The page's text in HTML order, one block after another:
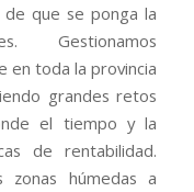
que se ponga la
en toda la provincia
grandes retos
el tiempo y la
de rentabilidad.
zonas húmedas a